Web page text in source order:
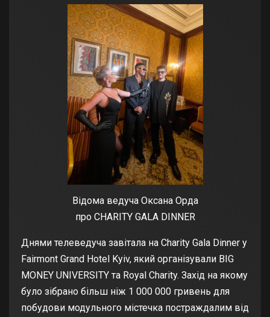
Відома ведуча Оксана Орда
про CHARITY GALA DINNER
Днями телеведуча завітала на Charity Gala Dinner у
Fairmont Grand Hotel Kyiv, який організували BIG
MONEY UNIVERSITY та Royal Charity. Захід на якому
було зібрано більш ніж 1 000 000 гривень для
побудови модульного містечка постраждалим від